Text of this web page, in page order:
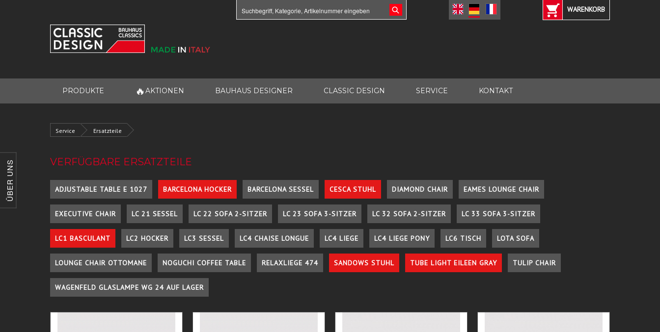
ÜBER UNS
WARENKORB
PRODUKTE 🔥 AKTIONEN BAUHAUS DESIGNER CLASSIC DESIGN SERVICE KONTAKT
Service Ersatzteile
VERFÜGBARE ERSATZTEILE
ADJUSTABLE TABLE E 1027 BARCELONA HOCKER BARCELONA SESSEL CESCA STUHL DIAMOND CHAIR EAMES LOUNGE CHAIR
EXECUTIVE CHAIR LC 21 SESSEL LC 22 SOFA 2-SITZER LC 23 SOFA 3-SITZER LC 32 SOFA 2-SITZER LC 33 SOFA 3-SITZER
LC1 BASCULANT LC2 HOCKER LC3 SESSEL LC4 CHAISE LONGUE LC4 LIEGE LC4 LIEGE PONY LC6 TISCH LOTA SOFA
LOUNGE CHAIR OTTOMANE NOGUCHI COFFEE TABLE RELAXLIEGE 474 SANDOWS STUHL TUBE LIGHT EILEEN GRAY TULIP CHAIR
WAGENFELD GLASLAMPE WG 24 AUF LAGER